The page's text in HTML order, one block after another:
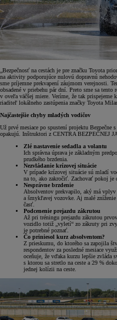
„Bezpečnosť na cestách je pre značku Toyota
na aktivity podporujúce nulovú dopravnú
sme príjemne prekvapení záujmom verejnosti.
obsadené v priebehu pár dní. Preto sme sa
v oveľa väčšej miere. Veríme, že tak prispejeme
riaditeľ lokálneho zastúpenia značky Toyota
Najčastejšie chyby mladých vodičov
Už prvé mesiace po spustení projektu
opakujú. Inštruktori z CENTRA BEZPEČNEJ
Zlé nastavenie sedadla a volantu
Ich správna úprava je základným
prudkého brzdenia.
Nezvládanie krízovej situácie
V prípade krízovej situácie sú mladí
na to, ako zakročiť. Zachovať pokoj je
Nesprávne brzdenie
Absolventov prekvapilo, aký má
a šmykľavej vozovke. Aj malé
časť.
Podcenenie prejazdu zákrutou
Až pri tréningu prejazdu zákrutou
vozidlo totiž „vyletí“ zo zákruty pri
je potrebné poznať.
Čo priniesol kurz absolventom?
Z prieskumu, do ktorého sa zapojila
respondentov za posledné mesiace
oceňuje, že vďaka kurzu lepšie zvláda
s ktorou sa stretlo na ceste a 29 %
jednej kolízii na ceste.